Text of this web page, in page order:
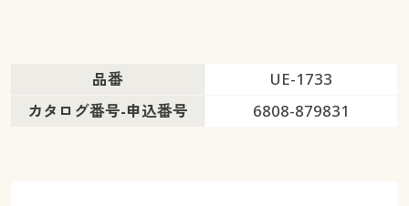
品番
UE-1733
カタログ番号-申込番号
6808-879831